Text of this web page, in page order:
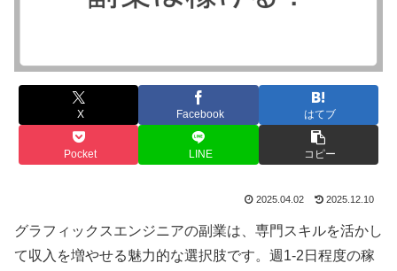
X Facebook はてブ
Pocket LINE コピー
2025.04.02 2025.12.10
グラフィックスエンジニアの副業は、専門スキルを活かし
て収入を増やせる魅力的な選択肢です。週1-2日程度の稼